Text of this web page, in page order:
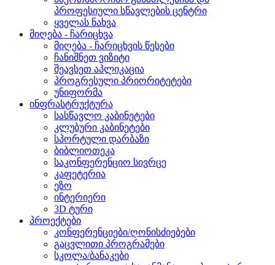
პროფესიული სწავლების ცენტრი
ყველას ნახვა
მიღება - ჩარიცხვა
მიღება - ჩარიცხვის წესები
ჩანიშნეთ ვიზიტი
შეავსეთ აპლიკაცია
პროგრესული პრიორიტეტები
უნიფორმა
ინფრასტრუქტურა
სასწავლო კაბინეტები
კლუბური კაბინეტები
სპორტული დარბაზი
ბიბლიოთეკა
საკონფერენციო სივრცე
კაფეტერია
ეზო
ინტერიერი
3D ტური
პროექტები
კონფერენციები/ღონისძიებები
გაცვლითი პროგრამები
სკოლა/ბანაკები